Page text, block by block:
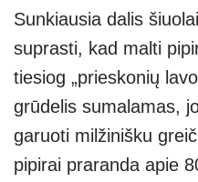
Sunkiausia dalis
suprasti, kad malti
tiesiog „prieskonių
grūdelis sumalamas,
garuoti milžinišku
pipirai praranda apie